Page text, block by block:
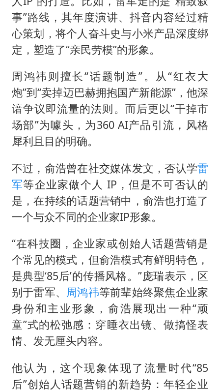
事”路线，其年度演讲、抖音内容经过精
心策划，将个人奋斗史与小米产品深度绑
定，塑造了“亲民劳模”的形象。
周鸿祎则擅长“话题制造”。从“红衣大
炮”到“卖掉迈巴赫拥抱国产新能源”，他深
谙争议即流量的法则。而后更以“干掉市
场部”为噱头，为360 AI产品引流，风格
犀利且目的明确。
不过，俞浩曾在社交媒体发文，否认学雷
军等企业家做个人 IP，但是不可否认的
是，在持续的话题营销中，俞浩也打造了
一个与众不同的企业家IP形象。
“在科技圈，企业家或创始人话题营销是
个常见的模式，但俞浩模式有鲜明特色，
是典型‘85后’的传播风格。”庞瑞表示，区
别于雷军、 周鸿祎等前辈始终聚焦企业家
身份和主业形象，俞浩展现出一种“顽
童”式的松弛感：穿睡衣出镜、做搞怪表
情、发无厘头内容。
他认为，这个现象体现了流量时代“85
后”创始人话题营销的新趋势：年轻企业